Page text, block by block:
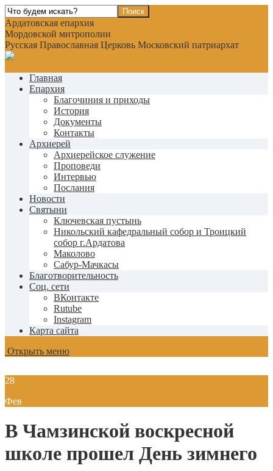
Ардатовская епархия
Мордовской митрополии
Русская Православная Церковь Московский патриархат
Главная
Епархия
Благочиния и приходы
История
Документы
Контакты
Архиерей
Архиерейское служение
Проповеди
Интервью
Послания
Новости
Святыни
Ключевская пустынь
Никольский кафедральный собор и Троицкий
собор г.Ардатова
Маколово
Сабур-Мачкасы
Благотворительность
Соц. сети
ВКонтакте
Rutube
Instagram
Карта сайта
Открыть меню
28
Фев
В Чамзинской воскресной
школе прошел День зимнего